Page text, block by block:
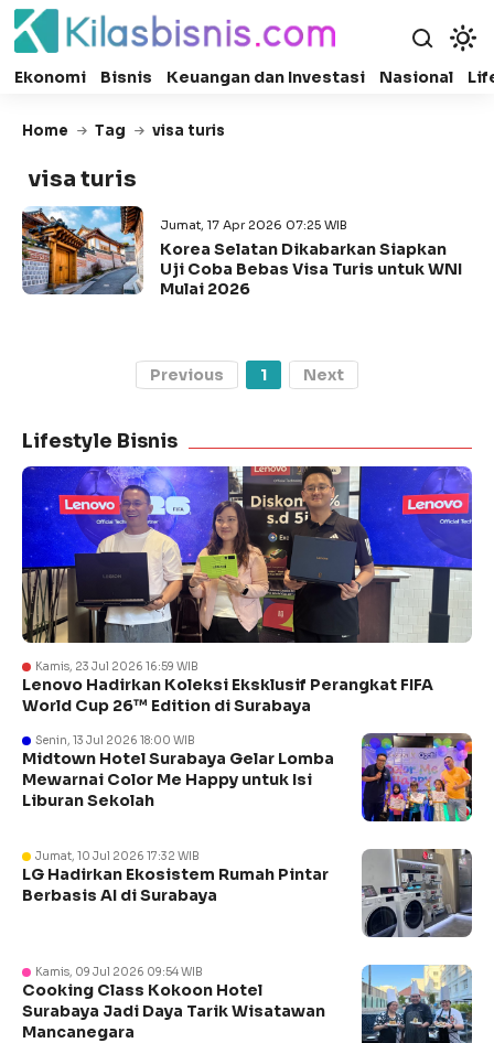
Ekonomi Bisnis Keuangan dan Investasi Nasional
Home Tag visa turis
visa turis
Jumat, 17 Apr 2026 07:25 WIB
Korea Selatan Dikabarkan Siapkan
Uji Coba Bebas Visa Turis untuk WNI
Mulai 2026
Previous 1 Next
Lifestyle Bisnis
Kamis, 23 Jul 2026 16:59 WIB
Lenovo Hadirkan Koleksi Eksklusif Perangkat FIFA
World Cup 26™ Edition di Surabaya
Senin, 13 Jul 2026 18:00 WIB
Midtown Hotel Surabaya Gelar Lomba
Mewarnai Color Me Happy untuk Isi
Liburan Sekolah
Jumat, 10 Jul 2026 17:32 WIB
LG Hadirkan Ekosistem Rumah Pintar
Berbasis AI di Surabaya
Kamis, 09 Jul 2026 09:54 WIB
Cooking Class Kokoon Hotel
Surabaya Jadi Daya Tarik Wisatawan
Mancanegara